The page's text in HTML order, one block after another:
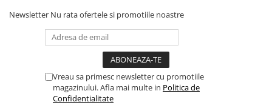
Newsletter Nu rata ofertele si promotiile noastre
Vreau sa primesc newsletter cu promotiile
magazinului. Afla mai multe in Politica de
Confidentialitate